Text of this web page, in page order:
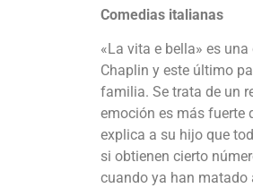
Comedias italianas
«La vita e bella» es
Chaplin y este último
familia. Se trata de un
emoción es más fuerte
explica a su hijo que
si obtienen cierto
cuando ya han matado